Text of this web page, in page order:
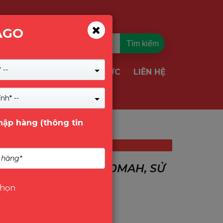
Tìm kiếm
& GIẢI PHÁP TIN TỨC LIÊN HỆ
LÝ.
2700PA, PIN 3000MAH, SỬ
--
--
hàng (thông tin